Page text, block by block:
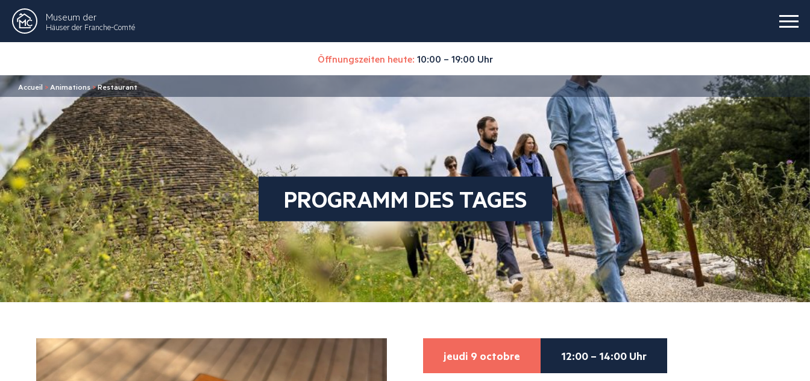
Museum der
Häuser der Franche-Comté
Öffnungszeiten heute: 10:00 – 19:00 Uhr
Accueil > Animations>Restaurant
PROGRAMM DES TAGES
jeudi 9 octobre 12:00 – 14:00 Uhr